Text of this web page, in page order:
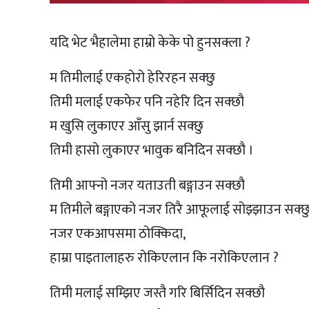
यदि भेट भैहालेमा हाम्रो केके पो हुनसक्ला ?
म तिमीलाई एकहोरो हेरिरहन सक्छु
तिमी मलाई एकफेर पनि नहेरि दिन सक्छौ
म खुसि लुकाएर आँसु झार्न सक्छु
तिमी हासो लुकाएर भावुक बनिदिन सक्छौ ।
तिमी आफ्नो नजर यताउती बङ्गाउन सक्छौ
म तिमीले बङ्गाएको नजर तिरै आफूलाई सोझ्झाउन
नजर एकआपसमा ठोक्किदा,
हाम्रा पाइतालाहरु रोकिएलान कि नरोकिएलान ?
तिमी मलाई सम्झिए जस्तै गरि बिर्सिदिन सक्छौ